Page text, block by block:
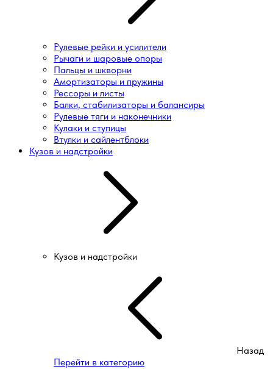
Рулевые рейки и усилители
Рычаги и шаровые опоры
Пальцы и шкворни
Амортизаторы и пружины
Рессоры и листы
Балки, стабилизаторы и балансиры
Рулевые тяги и наконечники
Кулаки и ступицы
Втулки и сайлентблоки
Кузов и надстройки
Кузов и надстройки
Назад
Перейти в категорию